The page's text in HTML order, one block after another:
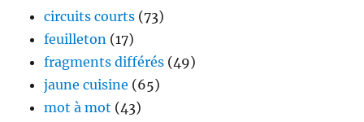
circuits courts (73)
feuilleton (17)
fragments différés (49)
jaune cuisine (65)
mot à mot (43)